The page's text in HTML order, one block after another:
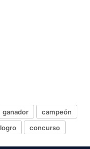
ganador
campeón
logro concurso